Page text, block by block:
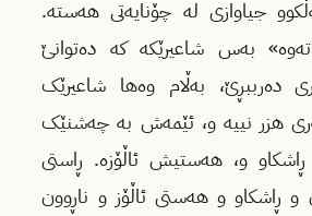
جیاوازی لە چۆنایەتی هەستە.
بەس شاعیرێکە کە دەتوانێ
دەرببڕێ، بەڵام وەها شاعیرێک
هزر نییە و، ئێمەش بە چەشنێک
ڕاشکاو و، هەستیش ئاڵۆزە. ڕاستی
ڕاشکاو و هەستی ئاڵۆز و ناڕوون